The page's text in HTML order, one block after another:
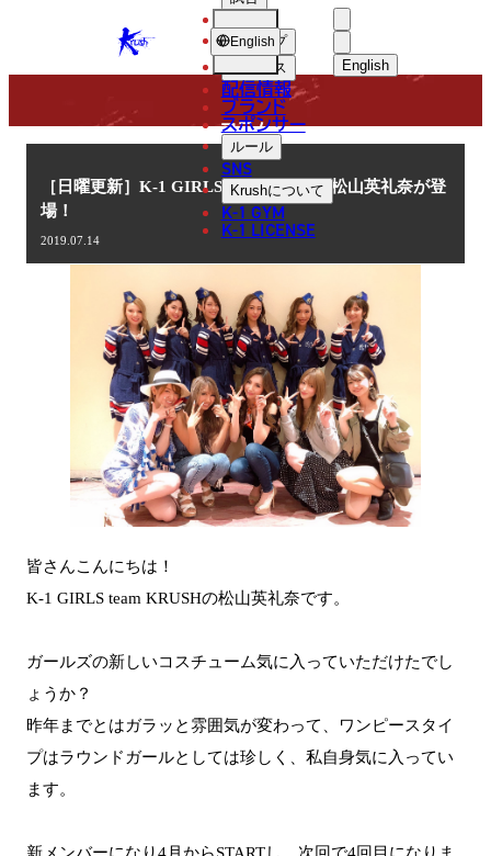
KRUSH English
한국어
中文（繁體
ショップ
ニュース
配信情報
ブランド
スポンサー
ルール
SNS
Krushについて
K-1 GYM
K-1 LICENSE
English
COLUMN
コラム
［日曜更新］K-1 GIRLS team KRUSH 松山英礼奈が登
場！
2019.07.14
皆さんこんにちは！
K-1 GIRLS team KRUSHの松山英礼奈です。
ガールズの新しいコスチューム気に入っていただけたでし
ょうか？
昨年までとはガラッと雰囲気が変わって、ワンピースタイ
プはラウンドガールとしては珍しく、私自身気に入ってい
ます。